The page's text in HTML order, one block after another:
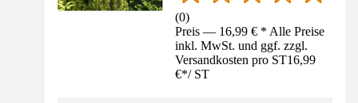
(0)
Preis — 16,99 € * Alle Preise
inkl. MwSt. und ggf. zzgl.
Versandkosten pro ST16,99
€*/ ST